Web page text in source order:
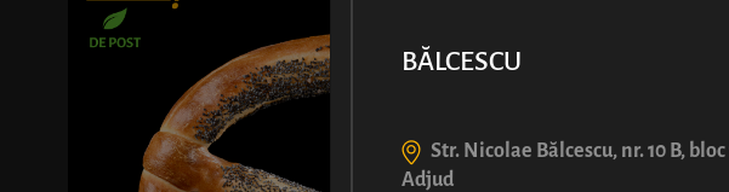
1
BĂLCESCU
Str. Nicolae Bălcescu, nr. 10 B, bloc
Adjud